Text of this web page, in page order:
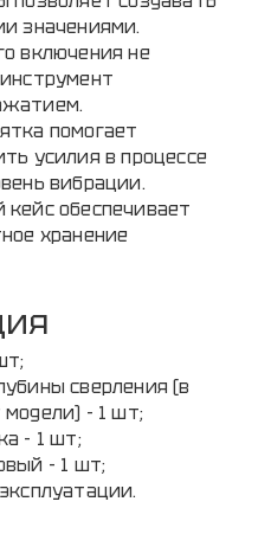
значениями.
включения не
помогает
усилия в процессе
вибрации.
обеспечивает
хранение
сверления (в
- 1 шт;
- 1 шт;
- 1 шт;